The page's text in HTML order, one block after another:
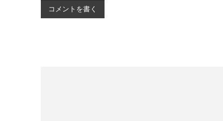
コメントを書く